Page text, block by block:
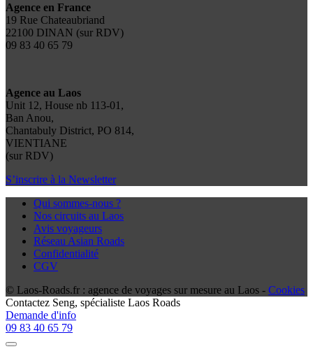
Agence en France
19 Rue Chateaubriand
22100 DINAN (sur RDV)
09 83 40 65 79
Agence au Laos
Unit 12, House nb 113-01,
Ban Anou,
Chantabuly District, PO 814,
VIENTIANE
(sur RDV)
S’inscrire à la Newsletter
Qui sommes-nous ?
Nos circuits au Laos
Avis voyageurs
Réseau Asian Roads
Confidentialité
CGV
© Laos-Roads.fr : agence de voyages sur mesure au Laos - Cookies
Contactez Seng, spécialiste Laos Roads
Demande d'info
09 83 40 65 79